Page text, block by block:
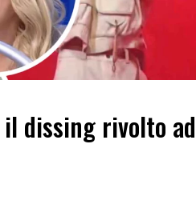
dissing rivolto ad